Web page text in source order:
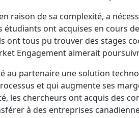
raison de sa complexité, a
étudiants ont acquises en cours
ont tous pu trouver des stages
Engagement aimerait
au partenaire une solution
et qui augmente ses
les chercheurs ont acquis des
à des entreprises